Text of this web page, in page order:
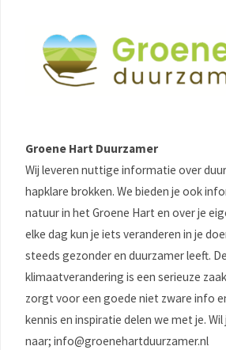
Groene Hart Duurzamer
Wij leveren nuttige informatie over
hapklare brokken. We bieden je ook
natuur in het Groene Hart en over je
elke dag kun je iets veranderen in je
steeds gezonder en duurzamer leeft.
klimaatverandering is een serieuze
zorgt voor een goede niet zware info
kennis en inspiratie delen we met je.
naar; info@groenehartduurzamer.nl